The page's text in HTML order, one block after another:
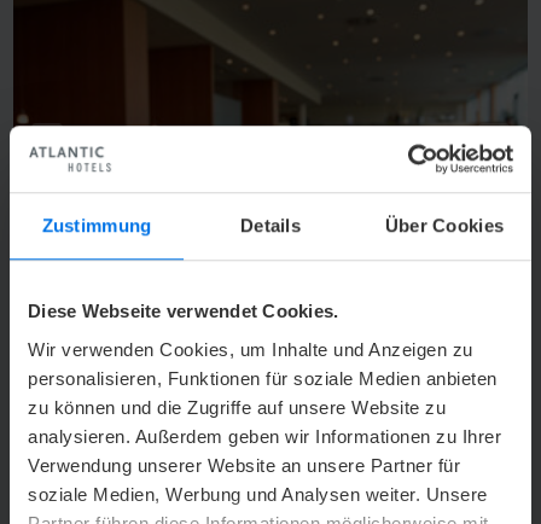
Zustimmung Details Über Cookies
Diese Webseite verwendet Cookies.
Wir verwenden Cookies, um Inhalte und Anzeigen zu
personalisieren, Funktionen für soziale Medien anbieten
zu können und die Zugriffe auf unsere Website zu
analysieren. Außerdem geben wir Informationen zu Ihrer
Verwendung unserer Website an unsere Partner für
soziale Medien, Werbung und Analysen weiter. Unsere
Foto: © Tobias Trapp
q s
voriger Eintrag Zurück zur Übersicht
nächster Eintrag V